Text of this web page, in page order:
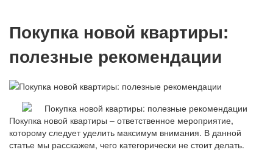
Покупка новой квартиры:
полезные рекомендации
Покупка новой квартиры – ответственное мероприятие,
которому следует уделить максимум внимания. В данной
статье мы расскажем, чего категорически не стоит делать.